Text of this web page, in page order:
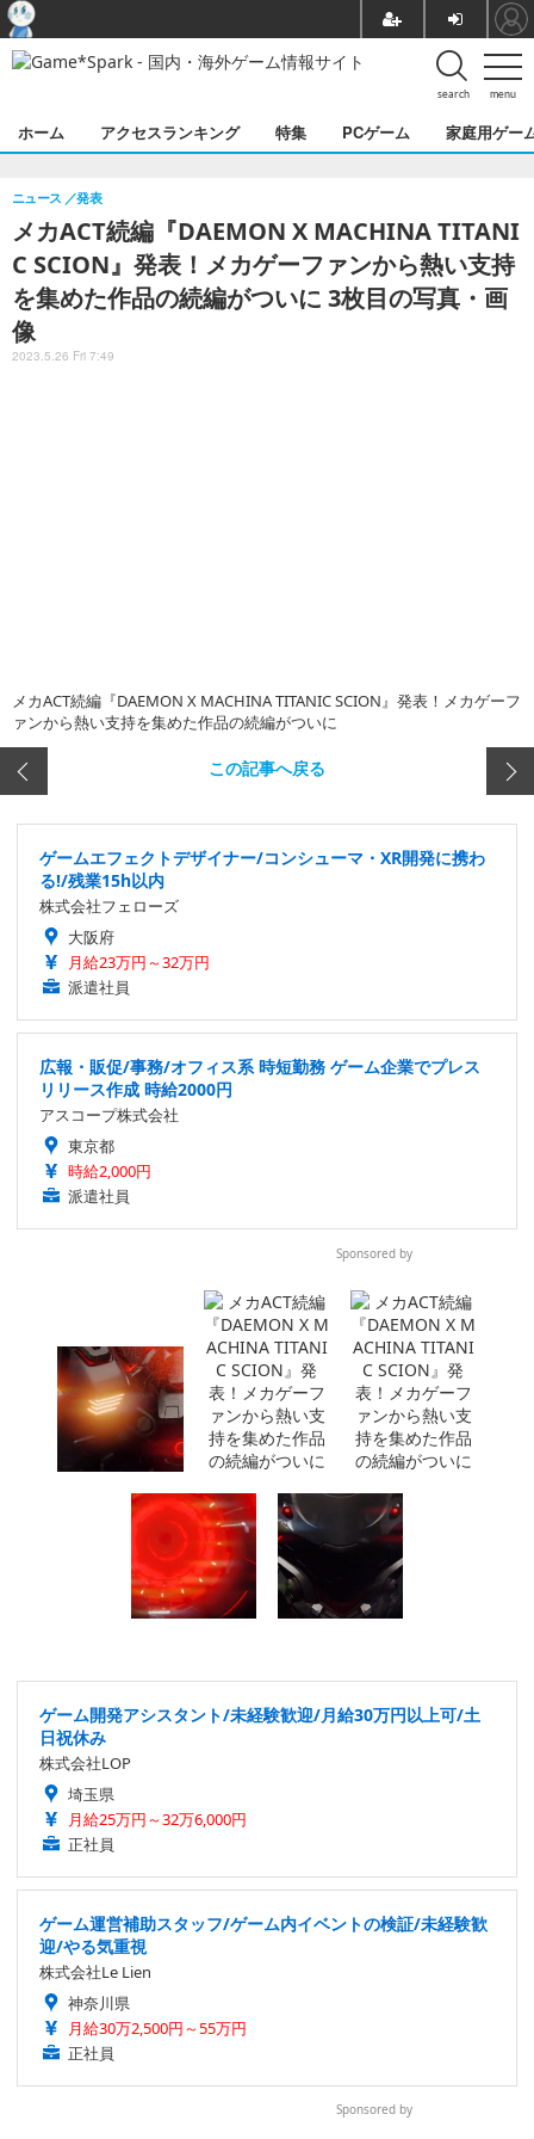
menu
search
ホーム アクセスランキング 特集 PCゲーム 家庭用ゲー
メカACT続編『DAEMON X MACHINA TITANI
C SCION』発表！メカゲーファンから熱い支持
を集めた作品の続編がついに 3枚目の写真・画
像
ニュース 発表
2023.5.26 Fri 7:49
メカACT続編『DAEMON X MACHINA TITANIC SCION』発表！メカゲーフ
ァンから熱い支持を集めた作品の続編がついに
この記事へ戻る
ゲームエフェクトデザイナー/コンシューマ・XR開発に携わ
る!/残業15h以内
株式会社フェローズ
大阪府
月給23万円～32万円
派遣社員
広報・販促/事務/オフィス系 時短勤務 ゲーム企業でプレス
リリース作成 時給2000円
アスコープ株式会社
東京都
時給2,000円
派遣社員
Sponsored by
ゲーム開発アシスタント/未経験歓迎/月給30万円以上可/土
日祝休み
株式会社LOP
埼玉県
月給25万円～32万6,000円
正社員
ゲーム運営補助スタッフ/ゲーム内イベントの検証/未経験歓
迎/やる気重視
株式会社Le Lien
神奈川県
月給30万2,500円～55万円
正社員
Sponsored by